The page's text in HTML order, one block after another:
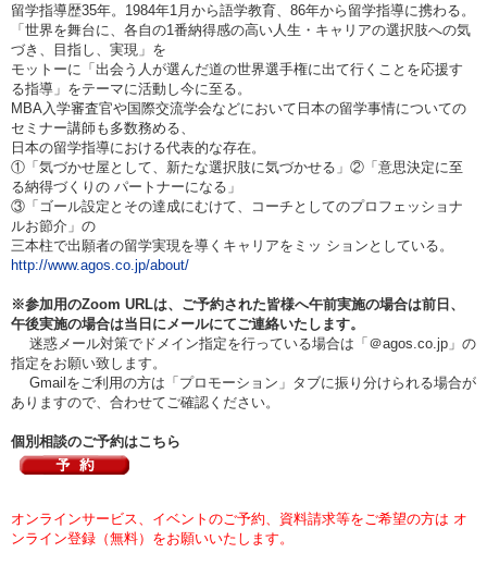
留学指導歴35年。 1984年1月から語学教育、86年から留学指導に携わる。
「世界を舞台に、各自の1番納得感の高い人生・キャリアの選択肢への気
づき、目指し、実現」を
モットーに「出会う人が選んだ道の世界選手権に出て行くことを応援す
る指導」をテーマに活動し今に至る。
MBA入学審査官や国際交流学会などにおいて日本の留学事情についての
セミナー講師も多数務める、
日本の留学指導における代表的な存在。
① 「気づかせ屋として、新たな選択肢に気づかせる」②「意思決定に至
る納得づくりの パートナーになる」
③「ゴール設定とその達成にむけて、コーチとしてのプロフェッショナ
ルお節介」の
三本柱で出願者の留学実現を導く キャリアをミッ ションとしている。
http://www.agos.co.jp/about/
※参加用のZoom URLは、ご予約された皆様へ午前実施の場合は前日、
午後実施の場合は当日 にメールにてご連絡いたします。
迷惑メール対策でドメイン指定を行っている場合は「＠agos.co.jp」の
指定をお願い致します。
Gmailをご利用の方は「プロモーション」タブに振り分けられる場合が
ありますので、合わせてご確認ください。
個別相談のご予約はこちら
オンラインサービス、イベントのご予約、資料請求等をご希望の方は オ
ンライン登録（無料）をお願いいたします。